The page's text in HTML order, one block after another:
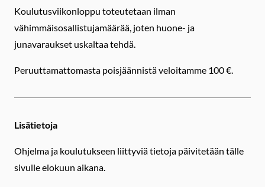
Koulutusviikonloppu toteutetaan ilman
vähimmäisosallistujamäärää, joten huone- ja
junavaraukset uskaltaa tehdä.
Peruuttamattomasta poisjäännistä veloitamme 100 €.
Lisätietoja
Ohjelma ja koulutukseen liittyviä tietoja päivitetään tälle
sivulle elokuun aikana.